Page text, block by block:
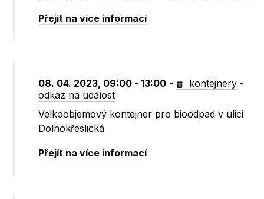
Přejít na více informací
08. 04. 2023, 09:00 - 13:00 - kontejnery -
odkaz na událost
Velkoobjemový kontejner pro bioodpad v ulici
Dolnokřeslická
Přejít na více informací